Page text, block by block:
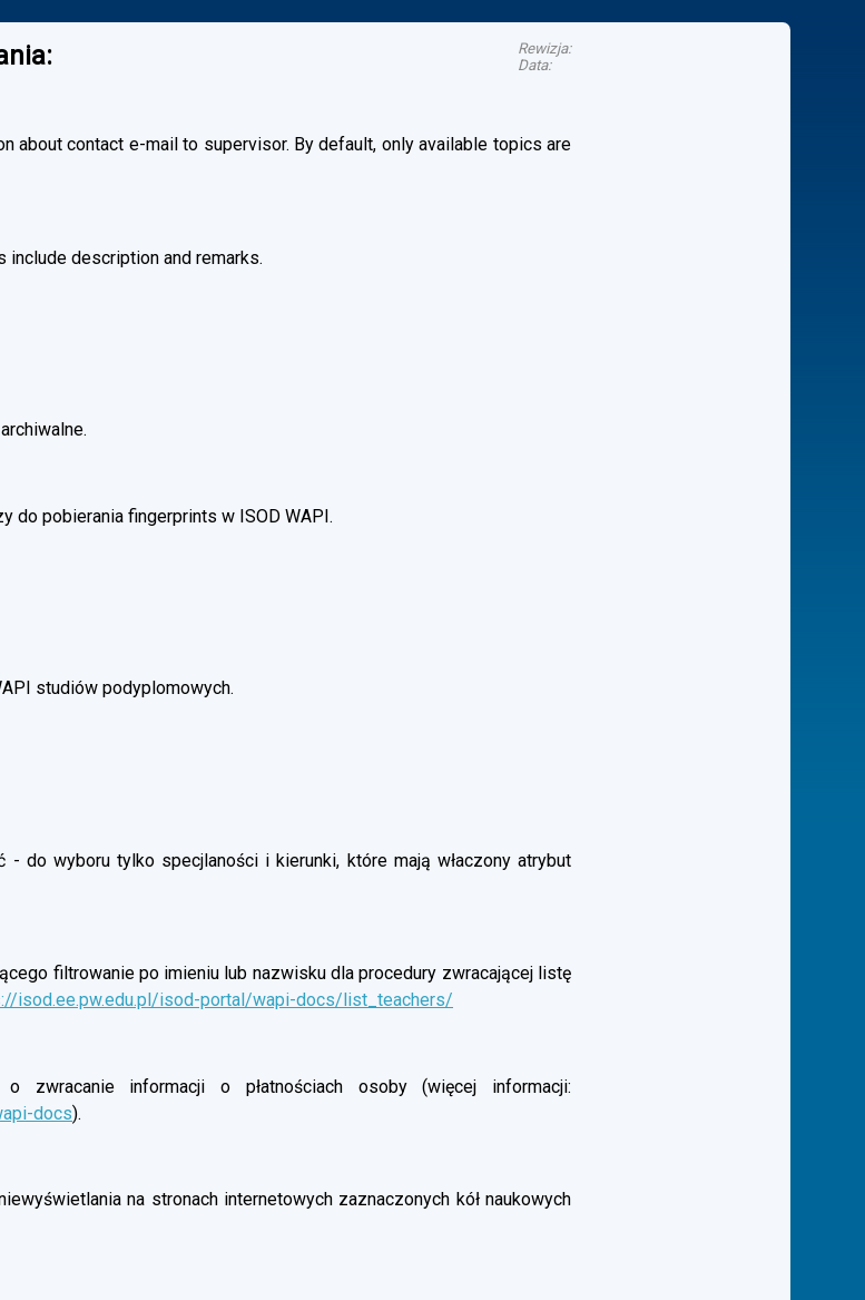
Rewizja:
Data:
about contact e-mail to supervisor. By default, only available topics are
description and remarks.
do pobierania fingerprints w ISOD WAPI.
studiów podyplomowych.
- do wyboru tylko specjlaności i kierunki, które mają właczony atrybut
filtrowanie po imieniu lub nazwisku dla procedury zwracającej listę
isod.ee.pw.edu.pl/isod-portal/wapi-docs/list_teachers/
zwracanie informacji o płatnościach osoby (więcej informacji:
docs).
na stronach internetowych zaznaczonych kół naukowych